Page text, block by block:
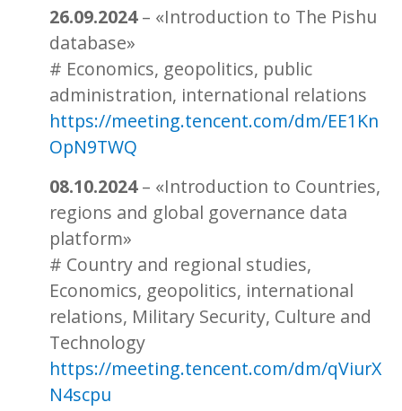
26.09.2024– «Introduction to The Pishu
database»
# Economics, geopolitics, public
administration, international relations
https://meeting.tencent.com/dm/EE1Kn
OpN9TWQ
08.10.2024– «Introduction to Countries,
regions and global governance data
platform»
# Country and regional studies,
Economics, geopolitics, international
relations, Military Security, Culture and
Technology
https://meeting.tencent.com/dm/qViurX
N4scpu